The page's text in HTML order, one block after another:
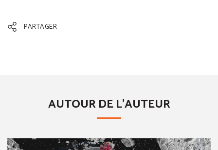
PARTAGER
AUTOUR DE L'AUTEUR